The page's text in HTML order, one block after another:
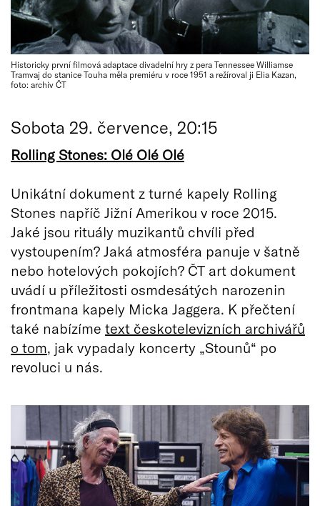
Historicky první filmová adaptace divadelní hry z pera Tennessee Williamse
Tramvaj do stanice Touha měla premiéru v roce 1951 a režíroval ji Elia Kazan,
foto: archiv ČT
Sobota 29. července, 20:15
Rolling Stones: Olé Olé Olé
Unikátní dokument z turné kapely Rolling
Stones napříč Jižní Amerikou v roce 2015.
Jaké jsou rituály muzikantů chvíli před
vystoupením? Jaká atmosféra panuje v šatně
nebo hotelových pokojích? ČT art dokument
uvádí u příležitosti osmdesátých narozenin
frontmana kapely Micka Jaggera. K přečtení
také nabízíme text českotelevizních archivářů
o tom, jak vypadaly koncerty „Stounů“ po
revoluci u nás.